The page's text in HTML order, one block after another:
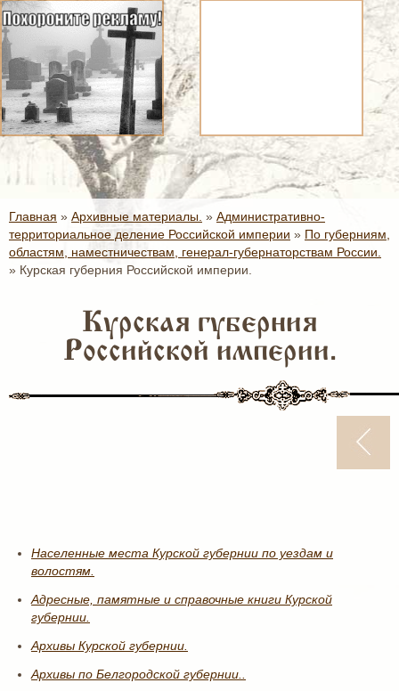
Главная » Архивные материалы. » Административно-
территориальное деление Российской империи » По губерниям,
областям, наместничествам, генерал-губернаторствам России.
» Курская губерния Российской империи.
Курская губерния
Российской империи.
Населенные места Курской губернии по уездам и
волостям.
Адресные, памятные и справочные книги Курской
губернии.
Архивы Курской губернии.
Архивы по Белгородской губернии..